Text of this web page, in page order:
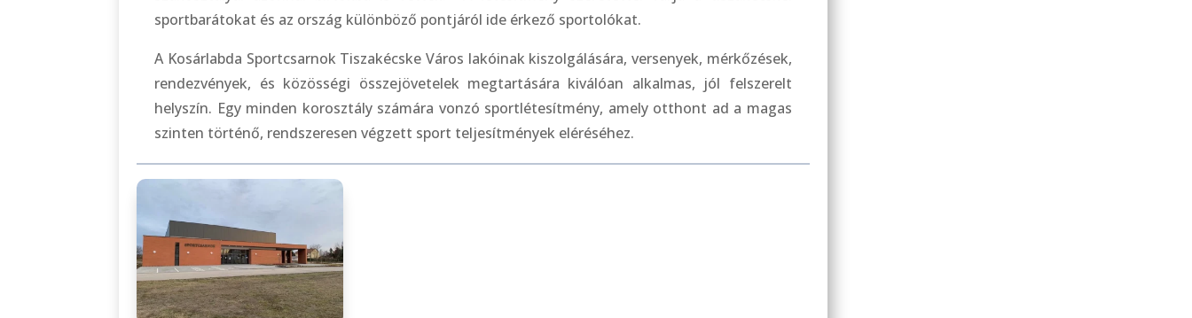
sportbarátokat és az ország különböző pontjáról ide érkező sportolókat.
A Kosárlabda Sportcsarnok Tiszakécske Város lakóinak kiszolgálására, versenyek, mérkőzések,
rendezvények, és közösségi összejövetelek megtartására kiválóan alkalmas, jól felszerelt
helyszín. Egy minden korosztály számára vonzó sportlétesítmény, amely otthont ad a magas
szinten történő, rendszeresen végzett sport teljesítmények eléréséhez.